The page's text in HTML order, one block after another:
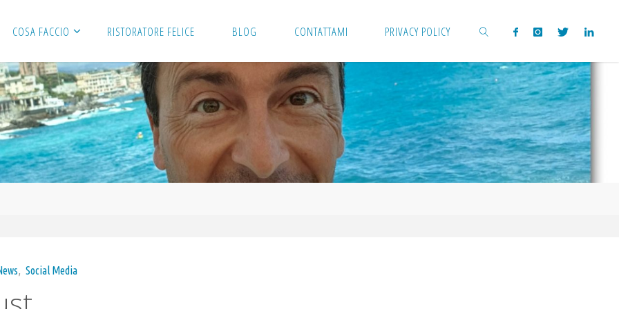
COSA FACCIO RISTORATORE FELICE BLOG CONTATTAMI PRIVACY POLICY
CERCA
, Social Media